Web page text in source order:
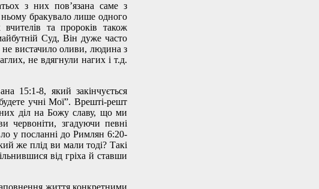
з них пов’язана саме з
бракувало лише одного
та пророків також
Суд, Він дуже часто
вистачило оливи, людина з
не вдягнули нагих і т.д.
15:1-8, який закінчується
учні Мої”. Врешті-решт
діл на Божу славу, що ми
червоніти, згадуючи певні
у посланні до Римлян 6:20-
же плід ви мали тоді? Такі
від гріха й ставши
життя конкретними